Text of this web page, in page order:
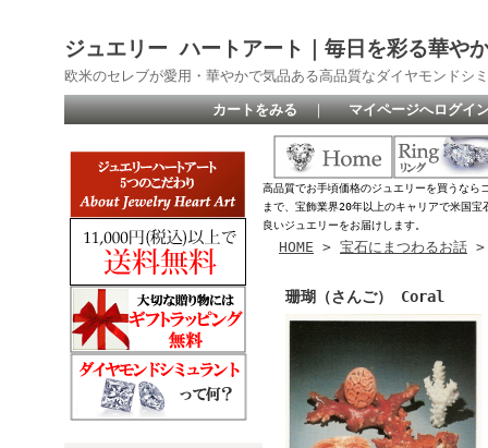
ジュエリー ハートアート｜毎日を彩る華や
欧米のセレブが愛用・華やかで気品ある高品質なダイヤモンドシ
カートをみる ｜ マイページへログイ
高品質でお手頃価格のジュエリーを買うなら
まで、宝飾業界20年以上のキャリアで米国
良いジュエリーをお届けします。
HOME > 宝石にまつわるお話
珊瑚（さんご） Coral